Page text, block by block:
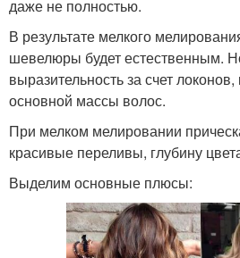
даже не полностью.
В результате мелкого
шевелюры будет естественным.
выразительность за счет
основной массы волос.
При мелком мелировании
красивые переливы, глубину
Выделим основные плюсы: